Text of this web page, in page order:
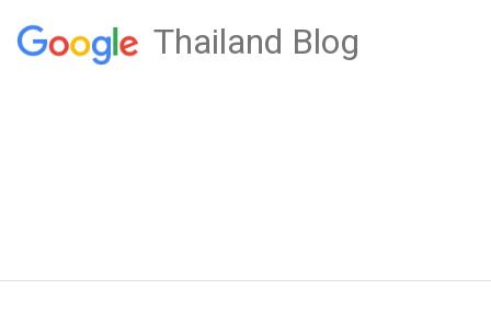
Thailand Blog